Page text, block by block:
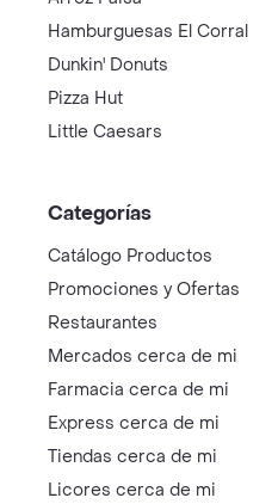
Hamburguesas El Corral
Dunkin' Donuts
Pizza Hut
Little Caesars
Categorías
Catálogo Productos
Promociones y Ofertas
Restaurantes
Mercados cerca de mi
Farmacia cerca de mi
Express cerca de mi
Tiendas cerca de mi
Licores cerca de mi